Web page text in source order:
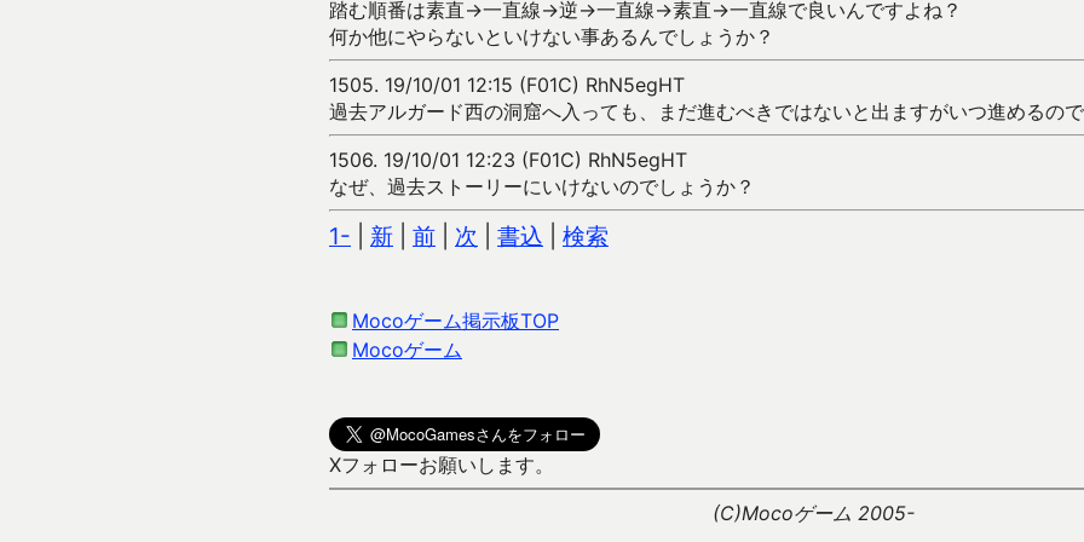
踏む順番は素直→一直線→逆→一直線→素直→一直線で良いんですよね？
何か他にやらないといけない事あるんでしょうか？
1505. 19/10/01 12:15 (F01C) RhN5egHT
過去アルガード西の洞窟へ入っても、まだ進むべきではないと出ますがいつ進めるの
1506. 19/10/01 12:23 (F01C) RhN5egHT
なぜ、過去ストーリーにいけないのでしょうか？
1- 新 前 次 書込 検索
Mocoゲーム掲示板TOP
Mocoゲーム
Xフォローお願いします。
(C)Mocoゲーム 2005-